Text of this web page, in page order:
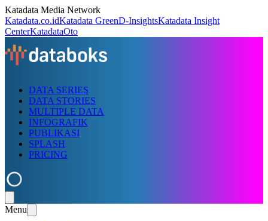
Katadata Media Network
Katadata.co.idKatadata GreenD-InsightsKatadata Insight
CenterKatadataOto
DATA SERIES
DATA STORIES
MULTIPLE DATA
INFOGRAFIK
PUBLIKASI
SPLASH
PRICING
Menu